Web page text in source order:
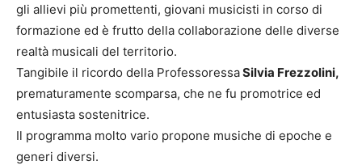
gli allievi più promettenti, giovani musicisti in corso di
formazione ed è frutto della collaborazione delle diverse
realtà musicali del territorio.
Tangibile il ricordo della ProfessoressaSilvia Frezzolini,
prematuramente scomparsa, che ne fu promotrice ed
entusiasta sostenitrice.
Il programma molto vario propone musiche di epoche e
generi diversi.